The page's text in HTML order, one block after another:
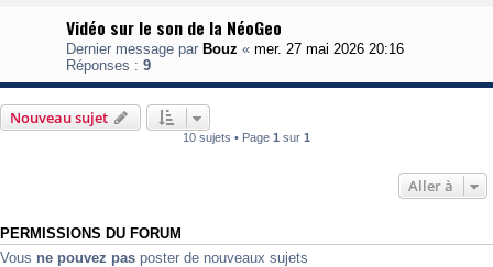
Vidéo sur le son de la NéoGeo
Dernier message par Bouz « mer. 27 mai 2026 20:16
Réponses : 9
Nouveau sujet
10 sujets • Page 1 sur 1
Aller à
PERMISSIONS DU FORUM
Vous ne pouvez pas poster de nouveaux sujets